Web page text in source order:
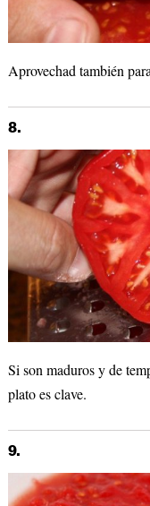
Aprovechad también
8.
Si son maduros y de
plato es clave.
9.